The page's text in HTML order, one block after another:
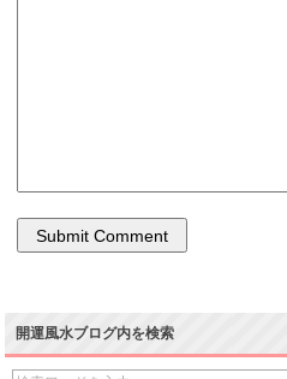
開運風水ブログ内を検索